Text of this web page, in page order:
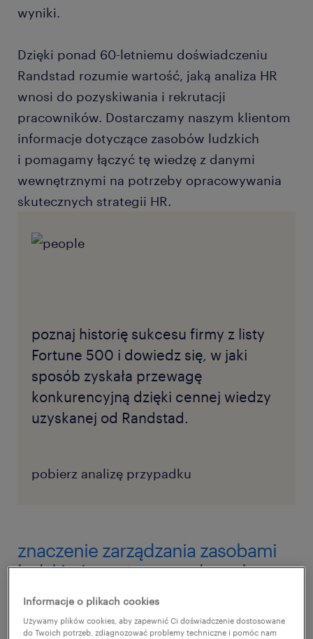
wyniki.
Dzięki ponad 60-letniemu doświadczeniu
Randstad rozumie wartość, jaką analiza HR
wnosi do pozyskiwania i rekrutacji
pracowników. Dostarczamy naszym klientom
informacje dotyczące zasobów ludzkich
i pomagamy łączyć tę wiedzę z danymi
wewnętrznymi na potrzeby opracowywania
skutecznych strategii HR.
poznaj historię sukcesu firmy z listy
Fortune 500 i dowiedz się, w jaki
sposób zyskała przewagę
konkurencyjną dzięki cennej wiedzy
uzyskanej od Randstad.
pobierz analizę przypadku
znaczenie zarządzania zasobami
ludzkimi opartego na danych
Minęły już czasy podejmowania decyzji
wyłącznie na podstawie subiektywnych
Informacje o plikach cookies
Używamy plików cookies, aby zapewnić Ci doświadczenie dostosowane
do Twoich potrzeb, zdiagnozować problemy techniczne i pomóc nam